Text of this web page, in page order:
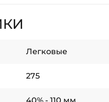
Легковые
275